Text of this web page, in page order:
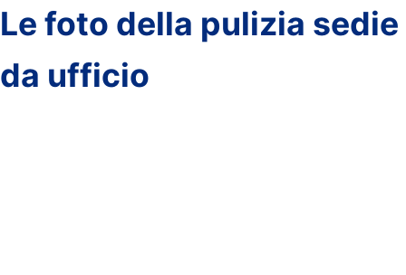
Le foto della pulizia sedie
da ufficio